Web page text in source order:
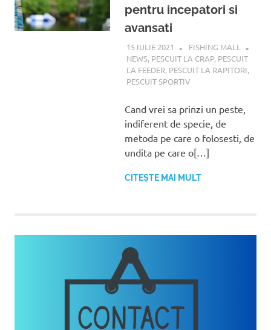
pentru incepatori si
avansati
15 IULIE 2021
FISHING MALL
NEWS, PESCUIT LA CRAP, PESCUIT
LA FEEDER, PESCUIT LA RAPITORI,
PESCUIT SPORTIV
Cand vrei sa prinzi un peste,
indiferent de specie, de
metoda pe care o folosesti, de
undita pe care o[…]
CITEȘTE MAI MULT